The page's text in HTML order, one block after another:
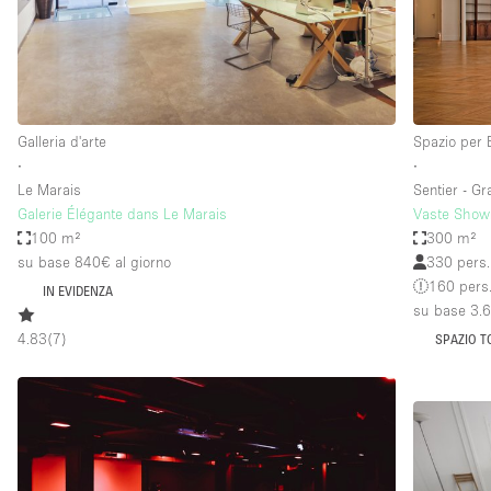
Stand / Bancarella
Studio fotografico / riprese
Dotazioni dello
Accesso per disabili
Camere Multiple
Concierge
Galleria d'arte
∙
Le Marais
Galerie Élégante dans Le Marais
100 m²
su base 840€ al giorno
IN EVIDENZA
4.83(7)
Spazio per
∙
Sentier -
Vaste
300 m²
330 pers.
160 pers.
su base
SPAZIO